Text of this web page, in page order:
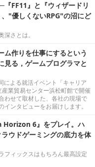
『FF11』と『ウィザードリ
"優しくないRPG"の沼にど
さとは。
ム作りを仕事にするという
見る，ゲームプログラマと
よる就活イベント「キャリア
業貿易センター浜松町館で開催
わせて取材した、各社の現場で
ンタビューをお届けします。
Horizon 6』をプレイ。ハ
ウドゲーミングの底力を体
フィックスはもちろん最高設定